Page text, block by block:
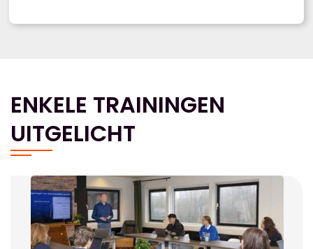
ENKELE TRAININGEN
UITGELICHT